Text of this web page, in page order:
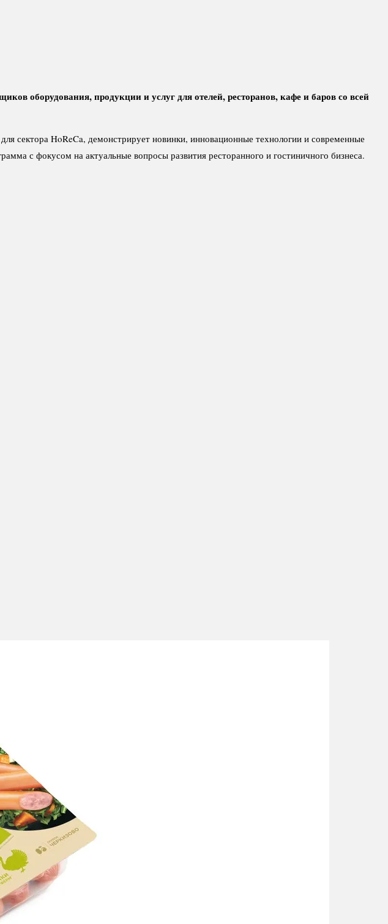
оборудования, продукции и услуг для отелей, ресторанов, кафе и баров со всей
сектора HoReCa, демонстрирует новинки, инновационные технологии и современные
с фокусом на актуальные вопросы развития ресторанного и гостиничного бизнеса.